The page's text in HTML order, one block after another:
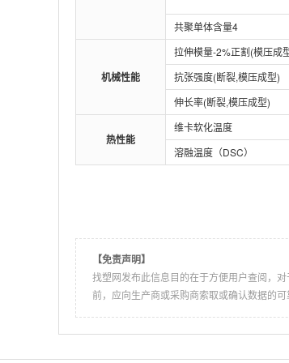
共聚单体含量4
机械性能
拉伸模量-2%正割(模压成
抗张强度(断裂,模压成型)
伸长率(断裂,模压成型)
热性能
维卡软化温度
溶融温度（DSC）
【免责声明】
找塑网发布此信息目的在于方便用户查阅，
前，应向生产商或采购商索取或确认数据的可